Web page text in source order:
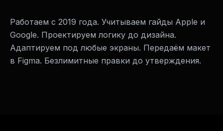
Работаем с 2019 года. Учитываем гайды Apple и
Google. Проектируем логику до дизайна.
Адаптируем под любые экраны. Передаём макет
в Figma. Безлимитные правки до утверждения.